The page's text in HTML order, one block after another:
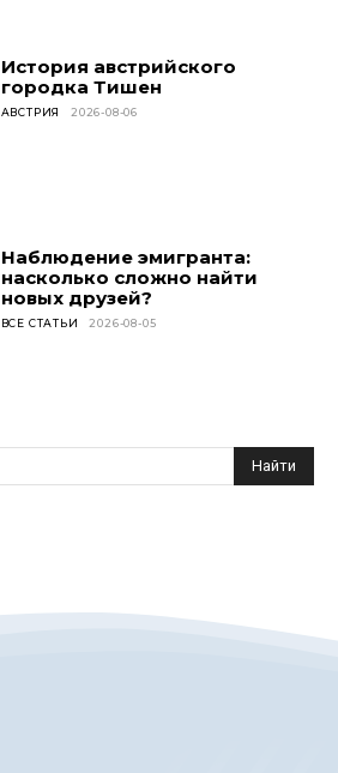
История австрийского
городка Тишен
АВСТРИЯ 2026-08-06
Наблюдение эмигранта:
насколько сложно найти
новых друзей?
ВСЕ СТАТЬИ 2026-08-05
Найти